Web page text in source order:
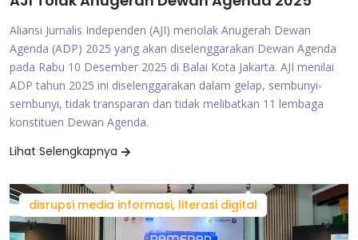
Aliansi Jurnalis Independen (AJI) menolak Anugerah Dewan
Agenda (ADP) 2025 yang akan diselenggarakan Dewan Agenda
pada Rabu 10 Desember 2025 di Balai Kota Jakarta. AJI menilai
ADP tahun 2025 ini diselenggarakan dalam gelap, sembunyi-
sembunyi, tidak transparan dan tidak melibatkan 11 lembaga
konstituen Dewan Agenda.
Lihat Selengkapnya
disrupsi media informasi, literasi digital